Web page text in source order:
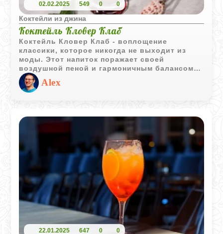
02.02.2025 549 0 0
Коктейли из джина
Коктейль Кловер Клаб
Коктейль Кловер Клаб - воплощение
классики, которое никогда не выходит из
моды. Этот напиток поражает своей
воздушной пеной и гармоничным балансом
сладких и кисловатых оттенков с нежным
ягодным послевкусием. Утонченный и
изысканный, он станет украшением любого
вечера.
Alex
22.01.2025 647 0 0